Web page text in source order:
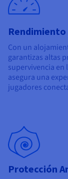
Precios
Documentación
Roadmap &
Observabilidad
Roadmap y
Roadmap &
Roadmap &
Con un
garantizas altas
supervivencia en
asegura una
jugadores
Protección